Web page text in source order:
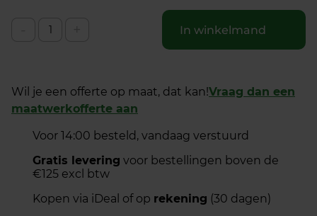
In winkelmand
Wil je een offerte op maat, dat kan!Vraag dan een
maatwerkofferte aan
Voor 14:00 besteld, vandaag verstuurd
Gratis levering voor bestellingen boven de
€125 excl btw
Kopen via iDeal of op rekening (30 dagen)